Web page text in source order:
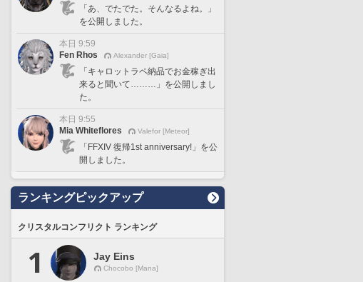
「あ、でたでた。そんなるよね。」
を公開しました。
本日 9:59
Fen Rhos
Alexander [Gaia]
「キャロットラペ納品でお金稼ぎ出
来ると聞いて………」を公開しまし
た。
本日 9:55
Mia Whiteflores
Valefor [Meteor]
「FFXIV 復帰1st anniversary!」を公
開しました。
ランキングピックアップ
クリスタルコンフリクト ランキング
1 Jay Eins
Chocobo [Mana]